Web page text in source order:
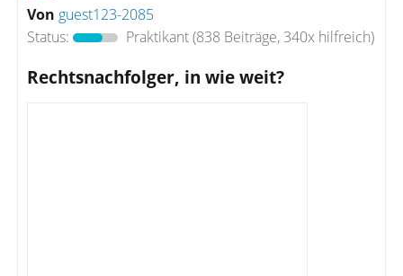
Von guest123-2085
Status:
Praktikant(838 Beiträge, 340x hilfreich)
Rechtsnachfolger, in wie weit?